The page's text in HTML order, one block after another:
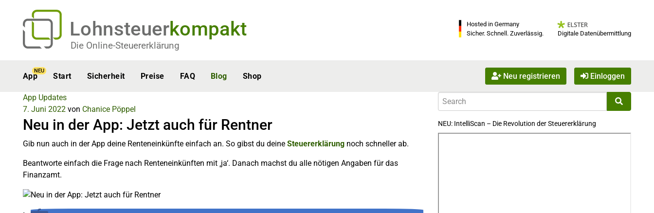
Lohnsteuerkompakt
Die Online-Steuererklärung
Hosted in Germany
Sicher. Schnell. Zuverlässig.
Digitale Datenübermittlung
App
NEU
Start Sicherheit Preise FAQ Blog Shop Neu registrieren Einloggen
App Updates
7. Juni 2022 von Chanice Pöppel
Neu in der App: Jetzt auch für Rentner
Gib nun auch in der App deine Renteneinkünfte einfach an. So gibst du deine Steuererklärung noch schneller ab.
Beantworte einfach die Frage nach Renteneinkünften mit ‚ja‘. Danach machst du alle nötigen Angaben für das
Finanzamt.
NEU: IntelliScan – Die Revolution der Steuererklärung